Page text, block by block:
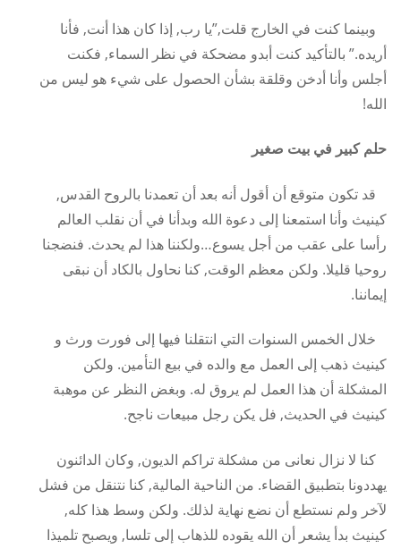
وبينما كنت في الخارج قلت,”يا رب, إذا كان هذا أنت, فأنا
أريده.” بالتأكيد كنت أبدو مضحكة في نظر السماء, فكنت
أجلس وأنا أدخن وقلقة بشأن الحصول على شيء هو ليس من
الله!
حلم كبير في بيت صغير
قد تكون متوقع أن أقول أنه بعد أن تعمدنا بالروح القدس,
كينيث وأنا استمعنا إلى دعوة الله وبدأنا في أن نقلب العالم
رأسا على عقب من أجل يسوع…ولكننا هذا لم يحدث. فنضجنا
روحيا قليلا. ولكن معظم الوقت, كنا نحاول بالكاد أن نبقى
إيماننا.
خلال الخمس السنوات التي انتقلنا فيها إلى فورت ورث و
كينيث ذهب إلى العمل مع والده في بيع التأمين. ولكن
المشكلة أن هذا العمل لم يروق له. وبغض النظر عن موهبة
كينيث في الحديث, فل يكن رجل مبيعات ناجح.
كنا لا نزال نعانى من مشكلة تراكم الديون, وكان الدائنون
يهددونا بتطبيق القضاء. من الناحية المالية, كنا نتنقل من فشل
لآخر ولم نستطع أن نضع نهاية لذلك. ولكن وسط هذا كله,
كينيث بدأ يشعر أن الله يقوده للذهاب إلى تلسا, ويصبح تلميذا